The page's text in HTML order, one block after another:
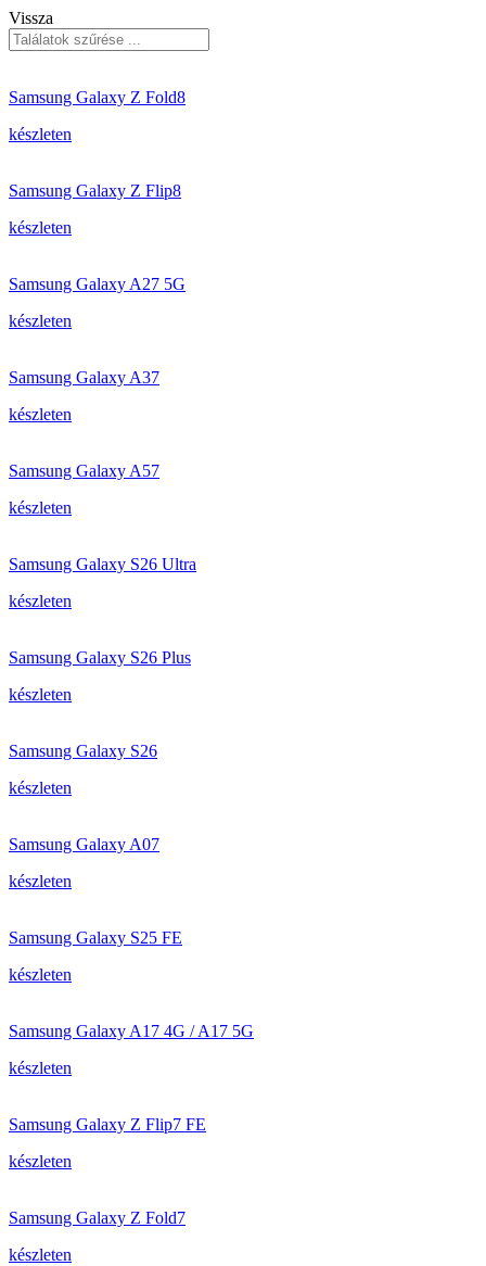
Vissza
Samsung Galaxy Z Fold8
készleten
Samsung Galaxy Z Flip8
készleten
Samsung Galaxy A27 5G
készleten
Samsung Galaxy A37
készleten
Samsung Galaxy A57
készleten
Samsung Galaxy S26 Ultra
készleten
Samsung Galaxy S26 Plus
készleten
Samsung Galaxy S26
készleten
Samsung Galaxy A07
készleten
Samsung Galaxy S25 FE
készleten
Samsung Galaxy A17 4G / A17 5G
készleten
Samsung Galaxy Z Flip7 FE
készleten
Samsung Galaxy Z Fold7
készleten